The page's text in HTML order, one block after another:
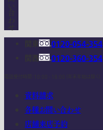
0120-054-354
0120-360-354
資料請求
各種お問い合わせ
店舗来店予約